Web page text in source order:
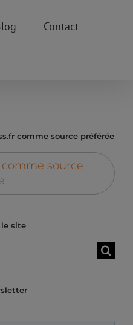
Contact
comme source préférée
source
le site